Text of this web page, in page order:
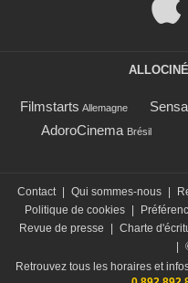
Filmstarts Allemagne
AdoroCinema Brésil
Contact | Qui sommes-nous |
Politique de cookies |
Revue de presse
| Charte
|
Retrouvez tous les horaires et